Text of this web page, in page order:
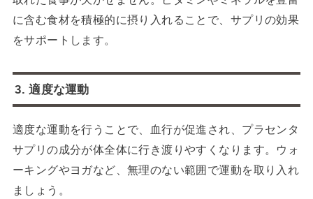
に含む食材を積極的に摂り入れることで、サプリの効果
をサポートします。
3. 適度な運動
適度な運動を行うことで、血行が促進され、プラセンタ
サプリの成分が体全体に行き渡りやすくなります。ウォ
ーキングやヨガなど、無理のない範囲で運動を取り入れ
ましょう。